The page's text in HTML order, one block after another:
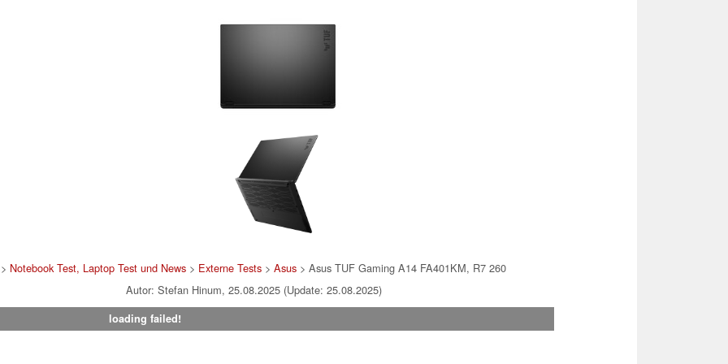
> Notebook Test, Laptop Test und News > Externe Tests >Asus > Asus TUF Gaming A14 FA401KM, R7 260
Autor: Stefan Hinum, 25.08.2025 (Update: 25.08.2025)
loading failed!